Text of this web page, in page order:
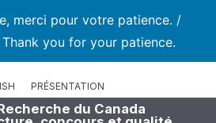
merci pour votre patience. /
you for your patience.
PRÉSENTATION
du Canada